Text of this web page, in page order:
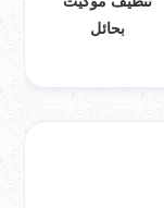
بحائل